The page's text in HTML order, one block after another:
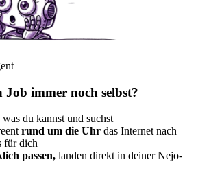
Job immer noch selbst?
du kannst und suchst
rund um die Uhr das Internet nach
für dich
passen, landen direkt in deiner Nejo-